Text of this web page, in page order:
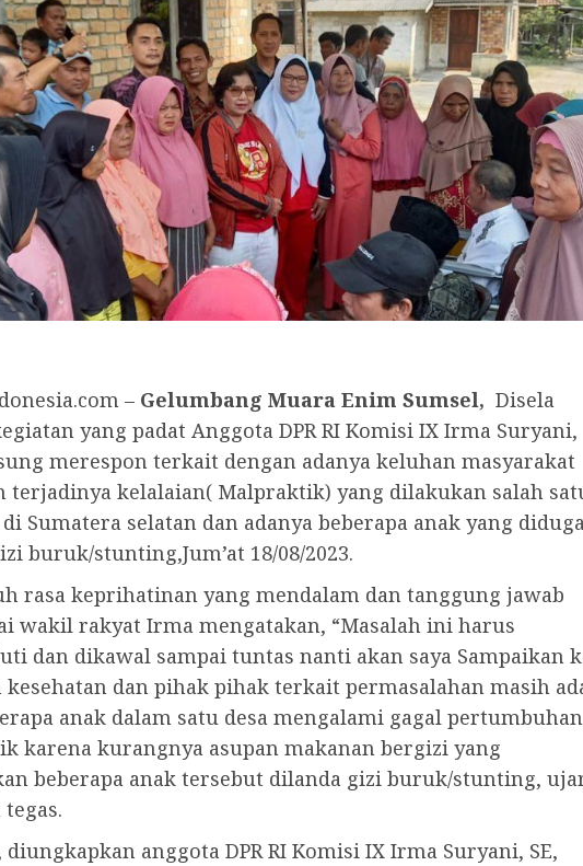
– Gelumbang Muara Enim Sumsel, Disela
yang padat Anggota DPR RI Komisi IX Irma Suryani,
merespon terkait dengan adanya keluhan masyarakat
terjadinya kelalaian( Malpraktik) yang dilakukan salah
Sumatera selatan dan adanya beberapa anak yang diduga
buruk/stunting,Jum’at 18/08/2023.
rasa keprihatinan yang mendalam dan tanggung jawab
wakil rakyat Irma mengatakan, “Masalah ini harus
dan dikawal sampai tuntas nanti akan saya Sampaikan
dan pihak pihak terkait permasalahan masih
anak dalam satu desa mengalami gagal pertumbuhan
karena kurangnya asupan makanan bergizi yang
beberapa anak tersebut dilanda gizi buruk/stunting,
anggota DPR RI Komisi IX Irma Suryani, SE,